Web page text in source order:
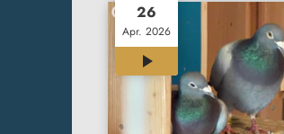
26
Apr. 2026
12:00